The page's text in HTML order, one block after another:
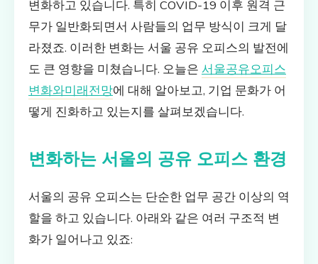
변화하고 있습니다. 특히 COVID-19 이후 원격 근
무가 일반화되면서 사람들의 업무 방식이 크게 달
라졌죠. 이러한 변화는 서울 공유 오피스의 발전에
도 큰 영향을 미쳤습니다. 오늘은 서울공유오피스
변화와미래전망에 대해 알아보고, 기업 문화가 어
떻게 진화하고 있는지를 살펴보겠습니다.
변화하는 서울의 공유 오피스 환경
서울의 공유 오피스는 단순한 업무 공간 이상의 역
할을 하고 있습니다. 아래와 같은 여러 구조적 변
화가 일어나고 있죠: